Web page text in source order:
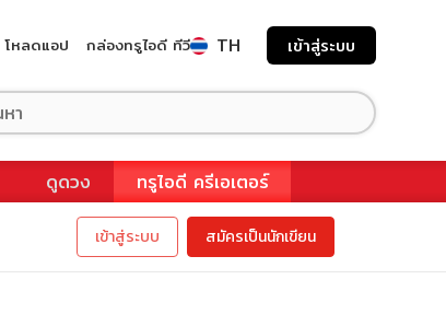
โหลดแอป กล่องทรูไอดี ทีวี TH เข้าสู่ระบบ
ดูดวง ทรูไอดี ครีเอเตอร์
เข้าสู่ระบบ สมัครเป็นนักเขียน